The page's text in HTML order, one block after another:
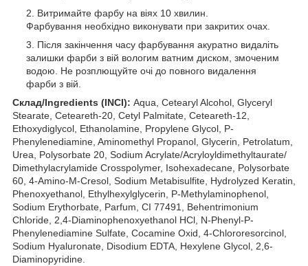
Витримайте фарбу на віях 10 хвилин.
Фарбування необхідно виконувати при закритих очах.
Після закінчення часу фарбування акуратно видаліть
залишки фарби з вій вологим ватним диском, змоченим
водою. Не розплющуйте очі до повного видалення
фарби з вій.
Склад/Ingredients (INCI): Aqua, Cetearyl Alcohol, Glyceryl
Stearate, Ceteareth-20, Cetyl Palmitate, Ceteareth-12,
Ethoxydiglycol, Ethanolamine, Propylene Glycol, P-
Phenylenediamine, Aminomethyl Propanol, Glycerin, Petrolatum,
Urea, Polysorbate 20, Sodium Acrylate/Acryloyldimethyltaurate/
Dimethylacrylamide Crosspolymer, Isohexadecane, Polysorbate
60, 4-Amino-M-Cresol, Sodium Metabisulfite, Hydrolyzed Keratin,
Phenoxyethanol, Ethylhexylglycerin, P-Methylaminophenоl,
Sodium Erythorbate, Parfum, CI 77491, Behentrimonium
Chloride, 2,4-Diaminophenoxyethanol HCl, N-Phenyl-P-
Phenylenediamine Sulfate, Cocamine Oxid, 4-Chlororesorcinol,
Sodium Hyaluronate, Disodium EDTA, Hexylene Glycol, 2,6-
Diaminopyridine.